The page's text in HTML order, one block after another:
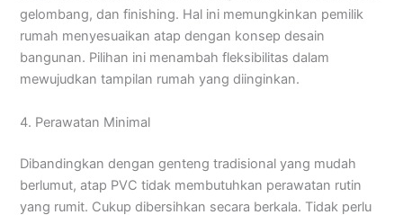
gelombang, dan finishing. Hal ini memungkinkan pemilik
rumah menyesuaikan atap dengan konsep desain
bangunan. Pilihan ini menambah fleksibilitas dalam
mewujudkan tampilan rumah yang diinginkan.
4. Perawatan Minimal
Dibandingkan dengan genteng tradisional yang mudah
berlumut, atap PVC tidak membutuhkan perawatan rutin
yang rumit. Cukup dibersihkan secara berkala. Tidak perlu